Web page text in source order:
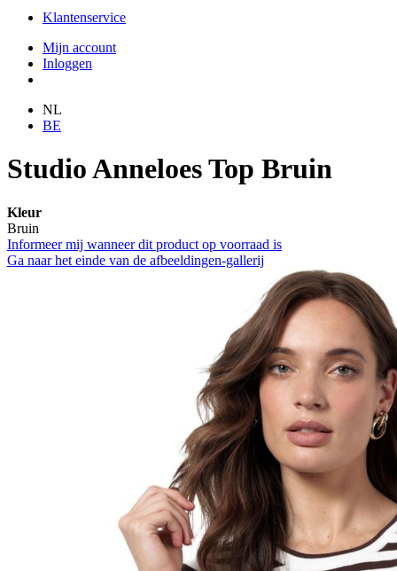
Klantenservice
Mijn account
Inloggen
NL
BE
Studio Anneloes Top Bruin
Kleur
Bruin
Informeer mij wanneer dit product op voorraad is
Ga naar het einde van de afbeeldingen-gallerij